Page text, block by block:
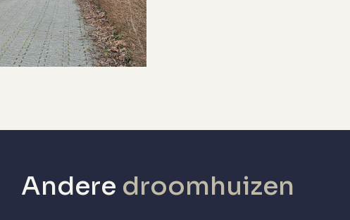
parkeren, parkeervergunningen
Andere droomhuizen